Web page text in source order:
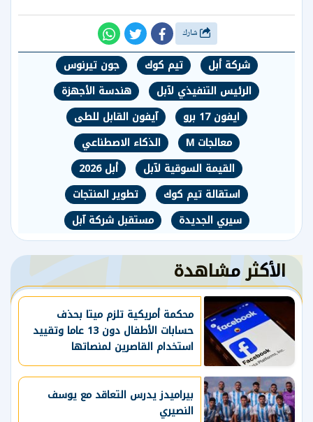
شركة أبل تيم كوك
جون تيرنوس
الرئيس التنفيذي لآبل
هندسة الأجهزة
ايفون 17 برو
آيفون القابل للطى
معالجات M
الذكاء الاصطناعي
القيمة السوقية لآبل
أبل 2026
استقالة تيم كوك
تطوير المنتجات
سيري الجديدة
مستقبل شركة آبل
الأكثر مشاهدة
محكمة أمريكية تلزم ميتا بحذف
حسابات الأطفال دون 13 عاما وتقييد
استخدام القاصرين لمنصاتها
بيراميدز يدرس التعاقد مع يوسف
النصيري